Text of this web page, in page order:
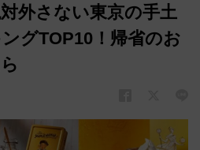
対外さない東京の手土
グTOP10！帰省のお